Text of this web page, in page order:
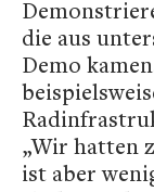
die aus
Demo
„Wir hatten
ist aber